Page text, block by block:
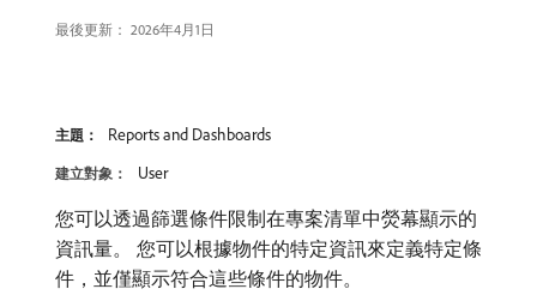
最後更新： 2026年4月1日
主題： Reports and Dashboards
建立對象： User
您可以透過篩選條件限制在專案清單中熒幕顯示的
資訊量。 您可以根據物件的特定資訊來定義特定條
件，並僅顯示符合這些條件的物件。